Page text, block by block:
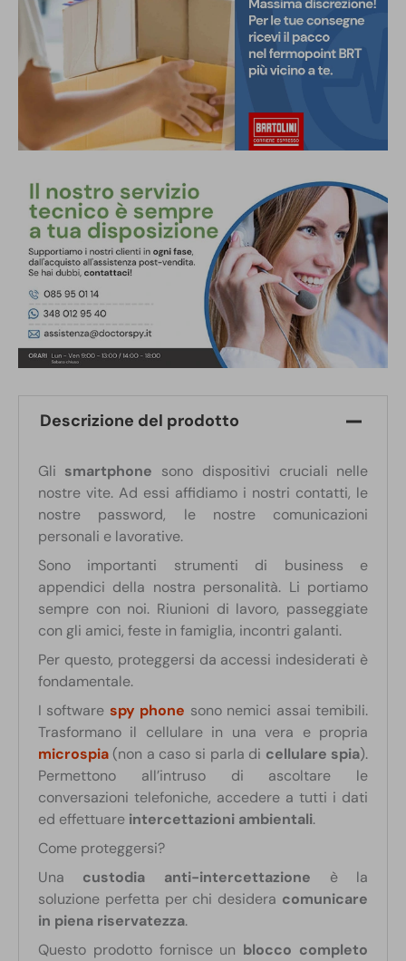
Descrizione del prodotto
Gli smartphone sono dispositivi cruciali nelle
nostre vite. Ad essi affidiamo i nostri contatti, le
nostre password, le nostre comunicazioni
personali e lavorative.
Sono importanti strumenti di business e
appendici della nostra personalità. Li portiamo
sempre con noi. Riunioni di lavoro, passeggiate
con gli amici, feste in famiglia, incontri galanti.
Per questo, proteggersi da accessi indesiderati è
fondamentale.
I software spy phone sono nemici assai temibili.
Trasformano il cellulare in una vera e propria
microspia (non a caso si parla di cellulare spia).
Permettono all’intruso di ascoltare le
conversazioni telefoniche, accedere a tutti i dati
ed effettuare intercettazioni ambientali.
Come proteggersi?
Una custodia anti-intercettazione è la
soluzione perfetta per chi desidera comunicare
in piena riservatezza.
Questo prodotto fornisce un blocco completo